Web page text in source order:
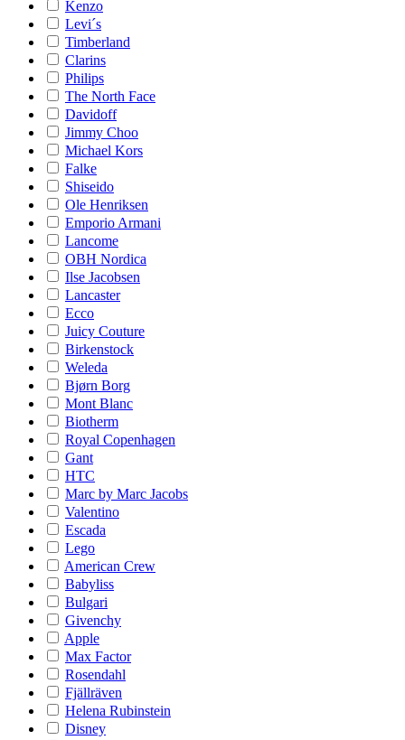
Kenzo
Levi´s
Timberland
Clarins
Philips
The North Face
Davidoff
Jimmy Choo
Michael Kors
Falke
Shiseido
Ole Henriksen
Emporio Armani
Lancome
OBH Nordica
Ilse Jacobsen
Lancaster
Ecco
Juicy Couture
Birkenstock
Weleda
Bjørn Borg
Mont Blanc
Biotherm
Royal Copenhagen
Gant
HTC
Marc by Marc Jacobs
Valentino
Escada
Lego
American Crew
Babyliss
Bulgari
Givenchy
Apple
Max Factor
Rosendahl
Fjällräven
Helena Rubinstein
Disney